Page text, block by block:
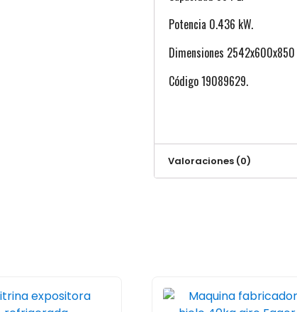
Potencia 0.436 kW.
Dimensiones
Código 19089629.
Valoraciones (0)